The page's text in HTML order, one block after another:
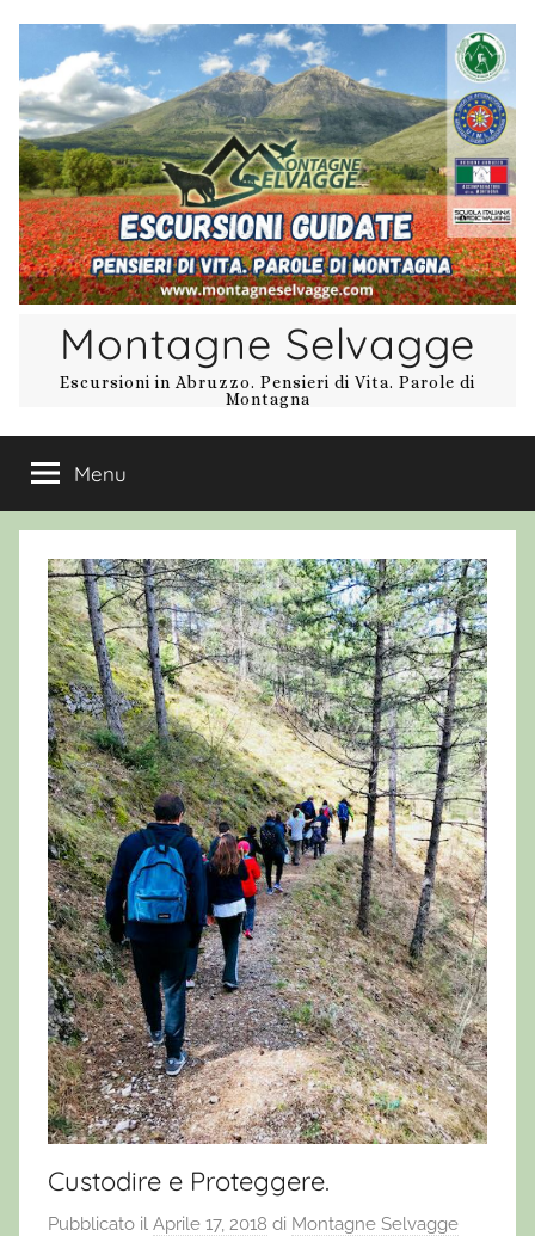
contenuto
Montagne Selvagge
Escursioni in Abruzzo. Pensieri di Vita. Parole di
Montagna
Menu
Custodire e Proteggere.
Pubblicato il Aprile 17, 2018 di Montagne Selvagge